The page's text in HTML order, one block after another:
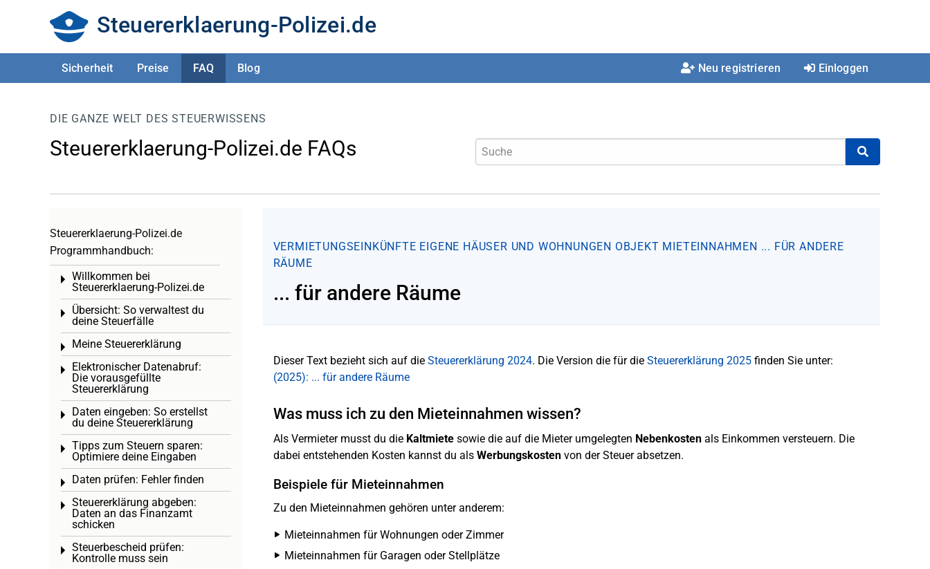
Steuererklaerung-Polizei.de
Sicherheit Preise FAQ Blog Neu registrieren Einloggen
DIE GANZE WELT DES STEUERWISSENS
Steuererklaerung-Polizei.de FAQs
VERMIETUNGSEINKÜNFTE EIGENE HÄUSER UND WOHNUNGEN OBJEKT MIETEINNAHMEN ... FÜR ANDERE
RÄUME
... für andere Räume
Dieser Text bezieht sich auf die Steuererklärung 2024. Die Version die für die Steuererklärung 2025finden Sie unter:
(2025): ... für andere Räume
Was muss ich zu den Mieteinnahmen wissen?
Als Vermieter musst du die Kaltmietesowie die auf die Mieter umgelegten Nebenkostenals Einkommen versteuern. Die
dabei entstehenden Kosten kannst du als Werbungskostenvon der Steuer absetzen.
Beispiele für Mieteinnahmen
Zu den Mieteinnahmen gehören unter anderem:
Mieteinnahmen für Wohnungen oder Zimmer
Mieteinnahmen für Garagen oder Stellplätze
Steuererklaerung-Polizei.de
Programmhandbuch:
Willkommen bei
Steuererklaerung-Polizei.de
Toggle menu
Übersicht: So verwaltest du
deine Steuerfälle
Toggle menu
Meine Steuererklärung
Toggle menu
Elektronischer Datenabruf:
Die vorausgefüllte
Steuererklärung
Toggle menu
Daten eingeben: So erstellst
du deine Steuererklärung
Toggle menu
Tipps zum Steuern sparen:
Optimiere deine Eingaben
Toggle menu
Daten prüfen: Fehler finden
Toggle menu
Steuererklärung abgeben:
Daten an das Finanzamt
schicken
Toggle menu
Steuerbescheid prüfen:
Kontrolle muss sein
Toggle menu